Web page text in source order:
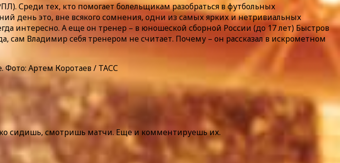
Среди тех, кто помогает болельщикам разобраться в футбольных
день это, вне всякого сомнения, одни из самых ярких и нетривиальных
интересно. А еще он тренер – в юношеской сборной России (до 17 лет) Быстров
сам Владимир себя тренером не считает. Почему – он рассказал в искрометном
Фото: Артем Коротаев / ТАСС
сидишь, смотришь матчи. Еще и комментируешь их.